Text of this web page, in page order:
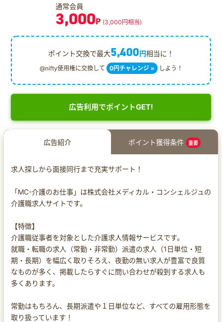
通常会員
3,000P (3,000円相当)
ポイント交換で最大5,400円相当に！
@nifty使用権に交換して 0円チャレンジ » しよう！
広告利用でポイントGET!
広告紹介 ポイント獲得条件 重要
求人探しから面接同行まで充実サポート！
「MC-介護のお仕事」は株式会社メディカル・コンシェルジュの
介護職求人サイトです。
【特徴】
介護職従事者を対象とした介護求人情報サービスです。
就職・転職の求人（常勤・非常勤）派遣の求人（1日単位・短
期・長期）を幅広く取りそろえ、夜勤の無い求人が豊富で良質
なものが多く、掲載したらすぐに問い合わせが殺到する求人も
多くあります。
常勤はもちろん、長期派遣や１日単位など、すべての雇用形態を
取り扱っています！